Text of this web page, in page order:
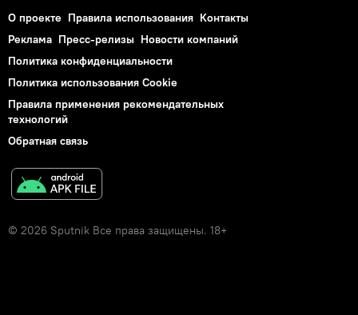
О проекте Правила использования Контакты
Реклама Пресс-релизы Новости компаний
Политика конфиденциальности
Политика использования Cookie
Правила применения рекомендательных
технологий
Обратная связь
© 2026 Sputnik Все права защищены. 18+